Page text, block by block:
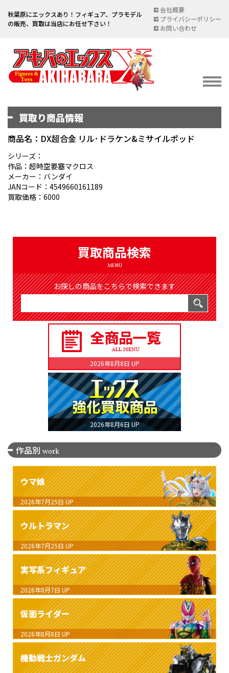
秋葉原にエックスあり！フィギュア、プラモデル
の販売、買取は当店にお任せ下さい！
会社概要
プライバシーポリシー
お問い合わせ
イベント情報
宅配買取のご案内
DELIVERY PURCHASE
買取お申し込み
ASSESSMENT
買取り商品情報
商品名：DX超合金 リル･ドラケン&ミサイルポッド
シリーズ：
作品：超時空要塞マクロス
メーカー：バンダイ
JANコード：4549660161189
買取価格：6000
買取商品検索
MENU
お探しの商品をこちらで検索できます
2026年8月8日 UP
2026年8月6日 UP
作品別 work
ウマ娘
2026年7月25日 UP
ウルトラマン
2026年7月25日 UP
実写系フィギュア
2026年8月7日 UP
仮面ライダー
2026年8月8日 UP
機動戦士ガンダム